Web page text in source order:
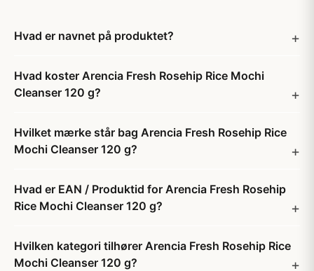
Hvad er navnet på produktet?
Hvad koster Arencia Fresh Rosehip Rice Mochi
Cleanser 120 g?
Hvilket mærke står bag Arencia Fresh Rosehip Rice
Mochi Cleanser 120 g?
Hvad er EAN / Produktid for Arencia Fresh Rosehip
Rice Mochi Cleanser 120 g?
Hvilken kategori tilhører Arencia Fresh Rosehip Rice
Mochi Cleanser 120 g?